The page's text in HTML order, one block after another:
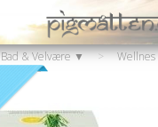
Bad & Velvære ▼ >